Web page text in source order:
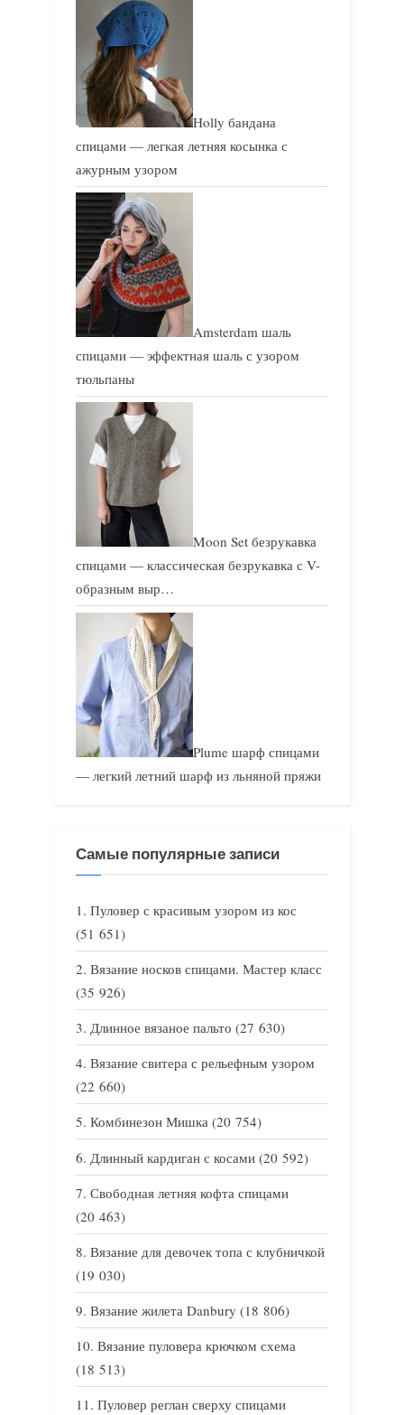
Holly бандана
спицами — легкая летняя косынка с
ажурным узором
Amsterdam шаль
спицами — эффектная шаль с узором
тюльпаны
Moon Set безрукавка
спицами — классическая безрукавка с V-
образным выр…
Plume шарф спицами
— легкий летний шарф из льняной пряжи
Самые популярные записи
Пуловер с красивым узором из кос
(51 651)
Вязание носков спицами. Мастер класс
(35 926)
Длинное вязаное пальто (27 630)
Вязание свитера с рельефным узором
(22 660)
Комбинезон Мишка (20 754)
Длинный кардиган с косами (20 592)
Свободная летняя кофта спицами
(20 463)
Вязание для девочек топа с клубничкой
(19 030)
Вязание жилета Danbury (18 806)
Вязание пуловера крючком схема
(18 513)
Пуловер реглан сверху спицами